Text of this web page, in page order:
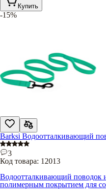
Купить
-15%
Barksi Водоотталкивающий
3
Код товара: 12013
Водоотталкивающий поводок
полимерным покрытием для